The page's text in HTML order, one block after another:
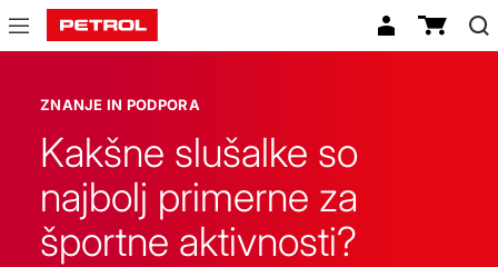
Znanje
podpora
ZNANJE IN PODPORA
Kakšne slušalke so
najbolj primerne za
športne aktivnosti?